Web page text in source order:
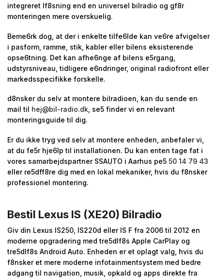
integreret lf8sning end en universel bilradio og gf8r
monteringen mere overskuelig.
Beme6rk dog, at der i enkelte tilfe6lde kan ve6re afvigelser
i pasform, ramme, stik, kabler eller bilens eksisterende
opse6tning. Det kan afhe6nge af bilens e5rgang,
udstyrsniveau, tidligere e6ndringer, original radiofront eller
markedsspecifikke forskelle.
d8nsker du selv at montere bilradioen, kan du sende en
mail til hej@bil-radio.dk , se5 finder vi en relevant
monteringsguide til dig.
Er du ikke tryg ved selv at montere enheden, anbefaler vi,
at du fe5r hje6lp til installationen. Du kan enten tage fat i
vores samarbejdspartner SSAUTO i Aarhus pe5 50 14 79 43
eller re5dff8re dig med en lokal mekaniker, hvis du f8nsker
professionel montering.
Bestil Lexus IS (XE20) Bilradio
Giv din Lexus IS250, IS220d eller IS F fra 2006 til 2012 en
moderne opgradering med tre5dlf8s Apple CarPlay og
tre5dlf8s Android Auto. Enheden er et oplagt valg, hvis du
f8nsker et mere moderne infotainmentsystem med bedre
adgang til navigation, musik, opkald og apps direkte fra